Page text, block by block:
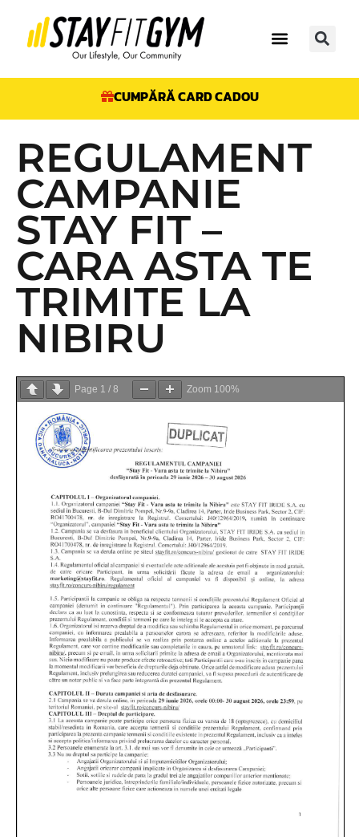
CUMPĂRĂ CARD CADOU
REGULAMENT
CAMPANIE
STAY FIT –
CARA ASTA TE
TRIMITE LA
NIBIRU
Page 1 / 8 Zoom 100%